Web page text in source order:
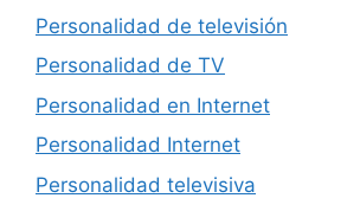
Personalidad de televisión
Personalidad de TV
Personalidad en Internet
Personalidad Internet
Personalidad televisiva